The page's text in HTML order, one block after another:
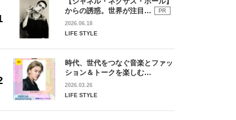
からの誘惑。世界が注目…
PR
2026.06.18
LIFE STYLE
時代、世代をつなぐ音楽とファッ
ション＆トークを楽しむ…
2026.03.26
LIFE STYLE